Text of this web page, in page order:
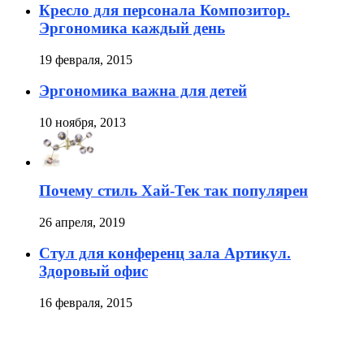
Кресло для персонала Композитор.
Эргономика каждый день
19 февраля, 2015
Эргономика важна для детей
10 ноября, 2013
Почему стиль Хай-Тек так популярен
26 апреля, 2019
Стул для конференц зала Артикул.
Здоровый офис
16 февраля, 2015